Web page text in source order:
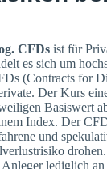
CFDs ist für
es sich um
(Contracts for
Der Kurs
Basiswert
Index. Der
und
lediglich an